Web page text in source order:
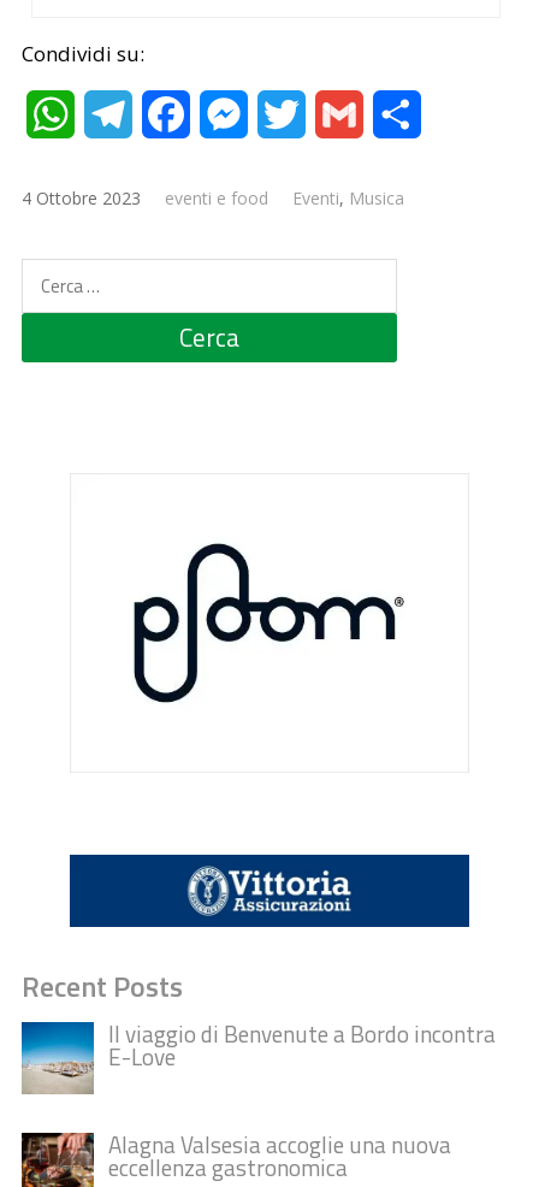
Condividi su:
WhatsAppTelegramFacebookMessenger
Twitter Gmail
4 Ottobre 2023 eventi e food Eventi, Musica
Recent Posts
Il viaggio di Benvenute a Bordo incontra
E-Love
Alagna Valsesia accoglie una nuova
eccellenza gastronomica